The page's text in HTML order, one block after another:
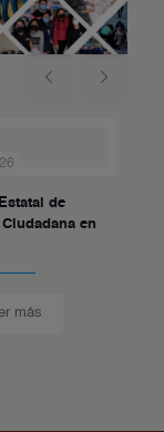
de
en
más